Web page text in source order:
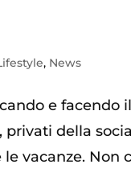
, News
e
privati della
vacanze. Non